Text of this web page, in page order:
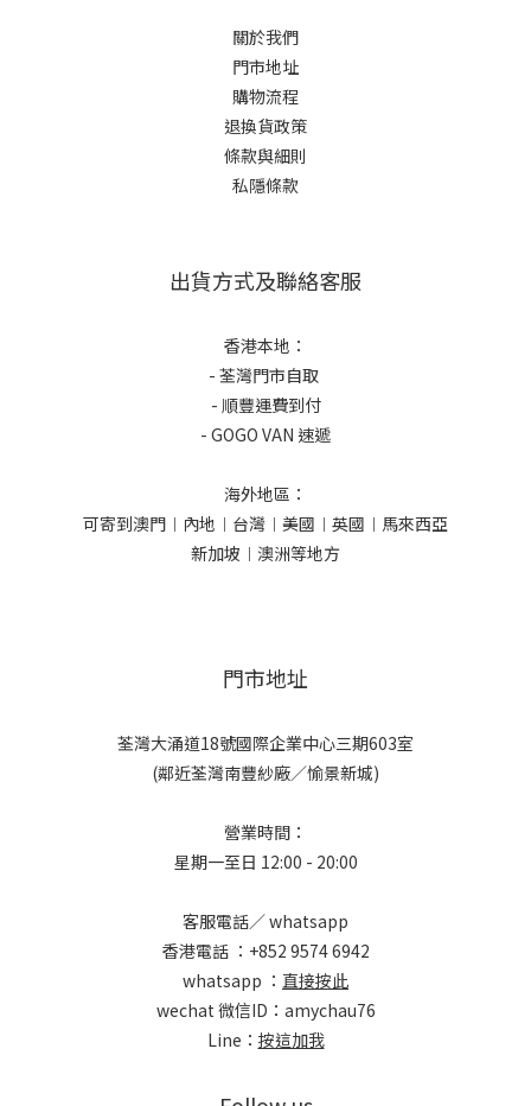
關於我們
門市地址
購物流程
退換貨政策
條款與細則
私隱條款
出貨方式及聯絡客服
香港本地：
- 荃灣門市自取
- 順豐運費到付
- GOGO VAN 速遞
海外地區：
可寄到澳門︱內地︱台灣︱美國︱英國︱馬來西亞
新加坡︱澳洲等地方
門市地址
荃灣大涌道18號國際企業中心三期603室
(鄰近荃灣南豐紗廠／愉景新城)
營業時間：
星期一至日 12:00 - 20:00
客服電話／ whatsapp
香港電話 ：+852 9574 6942
whatsapp ： 直接按此
wechat 微信ID：amychau76
Line： 按這加我